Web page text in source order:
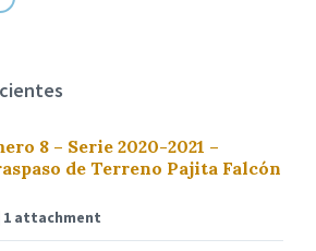
8 – Serie 2020-2021 –
de Terreno Pajita Falcón
1 attachment